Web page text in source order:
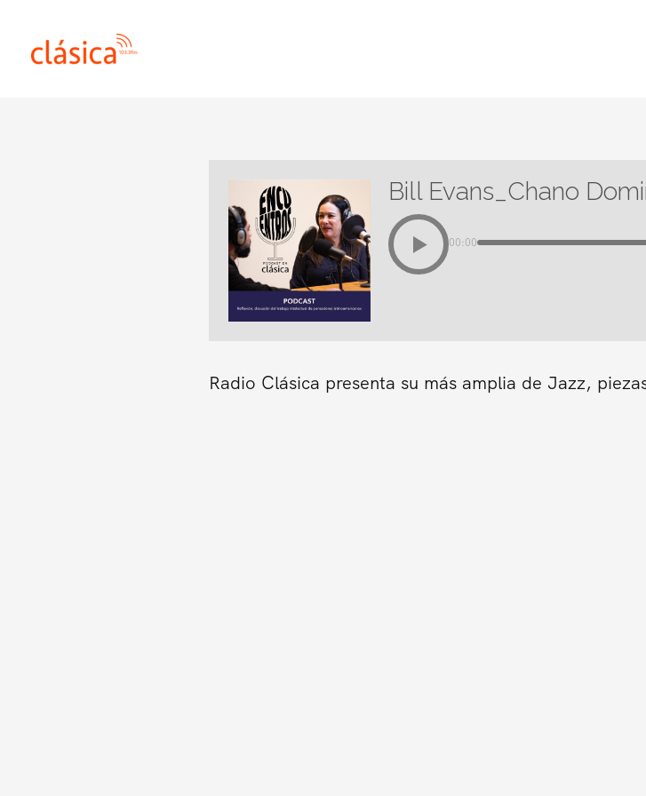
contenido
Bill Evans_Chano
00:00
Radio Clásica presenta su más amplia de Jazz,